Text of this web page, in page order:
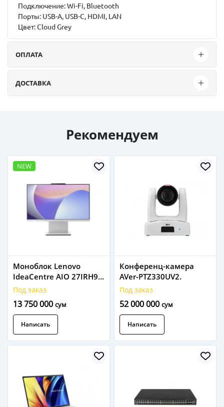
Подключение: Wi-Fi, Bluetooth
Порты: USB-A, USB-C, HDMI, LAN
Цвет:Cloud Grey
ОПЛАТА
ДОСТАВКА
Рекомендуем
NEW
Моноблок Lenovo
IdeaCentre AIO 27IRH9
27" Cloud Grey
Под заказ
13 750 000 сум
Написать
Конференц-камера
AVer-PTZ330UV2.
Под заказ
52 000 000 сум
Написать